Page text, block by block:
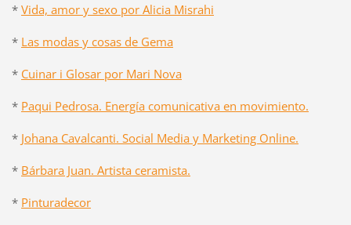
* Vida, amor y sexo por Alicia Misrahi
* Las modas y cosas de Gema
* Cuinar i Glosar por Mari Nova
* Paqui Pedrosa. Energía comunicativa en movimiento.
* Johana Cavalcanti. Social Media y Marketing Online.
* Bárbara Juan. Artista ceramista.
* Pinturadecor